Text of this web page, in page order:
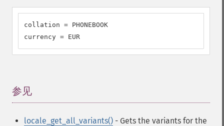
collation = PHONEBOOK
currency = EUR
参见
locale_get_all_variants() - Gets the variants for the